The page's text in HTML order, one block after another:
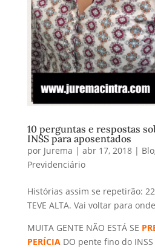
10 perguntas e respostas
INSS para aposentados
por Jurema | abr 17, 2018|
Previdenciário
Histórias assim se repetirão:
TEVE ALTA. Vai voltar para
MUITA GENTE NÃO ESTÁ SE
PERÍCIA DO pente fino do